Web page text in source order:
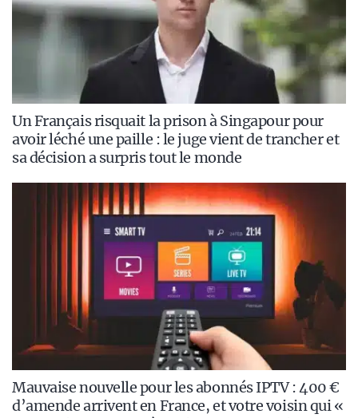
Un Français risquait la prison à Singapour pour
avoir léché une paille : le juge vient de trancher et
sa décision a surpris tout le monde
Mauvaise nouvelle pour les abonnés IPTV : 400 €
d’amende arrivent en France, et votre voisin qui «